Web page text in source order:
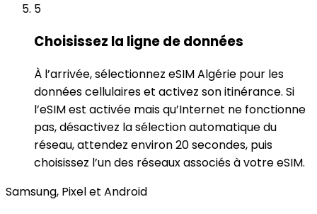
5
Choisissez la ligne de données
À l’arrivée, sélectionnez eSIM Algérie pour les
données cellulaires et activez son itinérance. Si
l’eSIM est activée mais qu’Internet ne fonctionne
pas, désactivez la sélection automatique du
réseau, attendez environ 20 secondes, puis
choisissez l’un des réseaux associés à votre eSIM.
Samsung, Pixel et Android